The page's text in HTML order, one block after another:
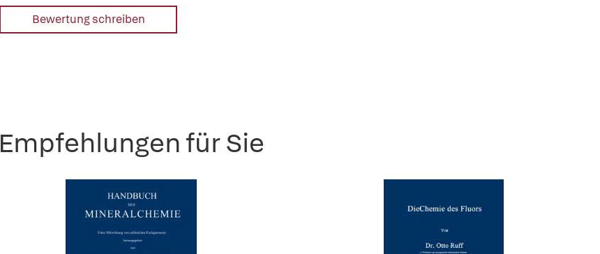
Bewertung schreiben
Empfehlungen für Sie